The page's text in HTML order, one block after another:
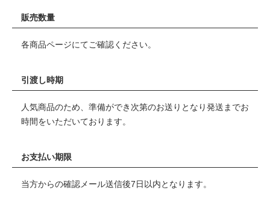
販売数量
各商品ページにてご確認ください。
引渡し時期
人気商品のため、準備ができ次第のお送りとなり発送までお
時間をいただいております。
お支払い期限
当方からの確認メール送信後7日以内となります。